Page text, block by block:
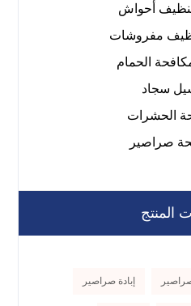
أحواش
مفروشات
الحمام
سجاد
الحشرات
صراصير
المنتج
إبادة صراصير